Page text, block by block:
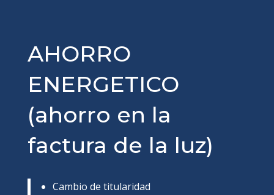
AHORRO
ENERGETICO
(ahorro en la
factura de la luz)
Cambio de titularidad